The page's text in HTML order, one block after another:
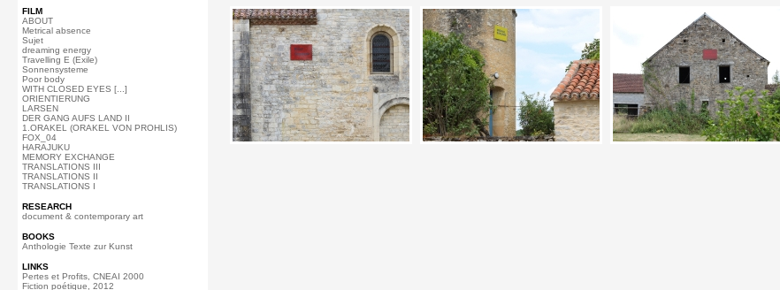
FILM
ABOUT
Metrical absence
Sujet
dreaming energy
Travelling E (Exile)
Sonnensysteme
Poor body
WITH CLOSED EYES [...]
ORIENTIERUNG
LARSEN
DER GANG AUFS LAND II
1.ORAKEL (ORAKEL VON PROHLIS)
FOX_04
HARAJUKU
MEMORY EXCHANGE
TRANSLATIONS III
TRANSLATIONS II
TRANSLATIONS I
RESEARCH
document & contemporary art
BOOKS
Anthologie Texte zur Kunst
LINKS
Pertes et Profits, CNEAI 2000
Fiction poétique, 2012